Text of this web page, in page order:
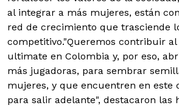
al integrar a más mujeres, están
red de crecimiento que trasciende
competitivo."Queremos contribuir
ultimate en Colombia y, por eso,
más jugadoras, para sembrar
mujeres, y que encuentren en este
para salir adelante", destacaron las